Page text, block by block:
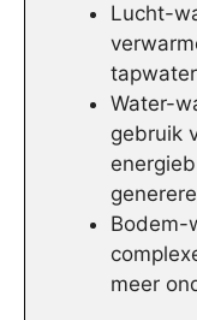
Lucht-
Water-
gebruik
Bodem-
meer